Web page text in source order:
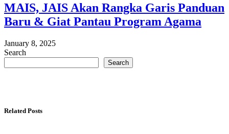
MAIS, JAIS Akan Rangka Garis Panduan
Baru & Giat Pantau Program Agama
January 8, 2025
Search
Search
Related Posts